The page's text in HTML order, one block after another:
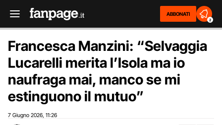
ABBONATI
2
Francesca Manzini: “Selvaggia
Lucarelli merita l’Isola ma io
naufraga mai, manco se mi
estinguono il mutuo”
7 Giugno 2026 11:26